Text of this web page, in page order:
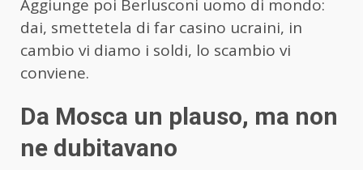
Aggiunge poi Berlusconi uomo di mondo:
dai, smettetela di far casino ucraini, in
cambio vi diamo i soldi, lo scambio vi
conviene.
Da Mosca un plauso, ma non
ne dubitavano